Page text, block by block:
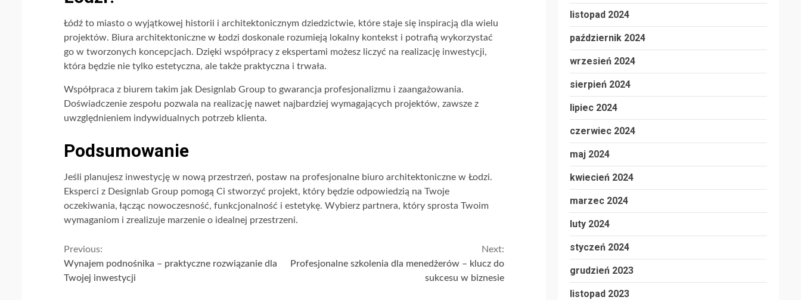
Łódź to miasto o wyjątkowej historii i architektonicznym dziedzictwie, które staje się inspiracją dla wielu
projektów. Biura architektoniczne w Łodzi doskonale rozumieją lokalny kontekst i potrafią wykorzystać
go w tworzonych koncepcjach. Dzięki współpracy z ekspertami możesz liczyć na realizację inwestycji,
która będzie nie tylko estetyczna, ale także praktyczna i trwała.
Współpraca z biurem takim jak Designlab Group to gwarancja profesjonalizmu i zaangażowania.
Doświadczenie zespołu pozwala na realizację nawet najbardziej wymagających projektów, zawsze z
uwzględnieniem indywidualnych potrzeb klienta.
Podsumowanie
Jeśli planujesz inwestycję w nową przestrzeń, postaw na profesjonalne biuro architektoniczne w Łodzi.
Eksperci z Designlab Group pomogą Ci stworzyć projekt, który będzie odpowiedzią na Twoje
oczekiwania, łącząc nowoczesność, funkcjonalność i estetykę. Wybierz partnera, który sprosta Twoim
wymaganiom i zrealizuje marzenie o idealnej przestrzeni.
Continue
Reading
Previous:
Wynajem podnośnika – praktyczne rozwiązanie dla
Twojej inwestycji
Next:
Profesjonalne szkolenia dla menedżerów – klucz do
sukcesu w biznesie
listopad 2024
październik 2024
wrzesień 2024
sierpień 2024
lipiec 2024
czerwiec 2024
maj 2024
kwiecień 2024
marzec 2024
luty 2024
styczeń 2024
grudzień 2023
listopad 2023